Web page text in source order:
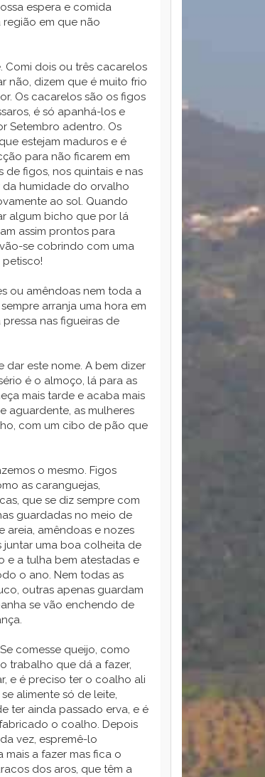
espera e comida
em que não
Comi dois ou três cacarelos
não, dizem que é muito frio
Os cacarelos são os figos
é só apanhá-los e
Setembro adentro. Os
estejam maduros e é
para não ficarem em
de figos, nos quintais e nas
da humidade do orvalho
ao sol. Quando
algum bicho que por lá
assim prontos para
se cobrindo com uma
ou amêndoas nem toda a
arranja uma hora em
nas figueiras de
dar este nome. A bem dizer
é o almoço, lá para as
mais tarde e acaba mais
aguardente, as mulheres
com um cibo de pão que
o mesmo. Figos
as caranguejas,
que se diz sempre com
guardadas no meio de
amêndoas e nozes
juntar uma boa colheita de
e a tulha bem atestadas e
o ano. Nem todas as
outras apenas guardam
se vão enchendo de
comesse queijo, como
trabalho que dá a fazer,
e é preciso ter o coalho ali
alimente só de leite,
ter ainda passado erva, e é
o coalho. Depois
vez, espremê-lo
mais a fazer mas fica o
dos aros, que têm a